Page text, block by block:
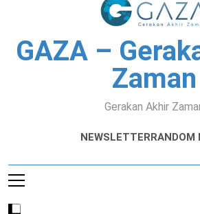
GAZA –
Zaman
Gerakan Akhir
NEWSLETTERRANDOM